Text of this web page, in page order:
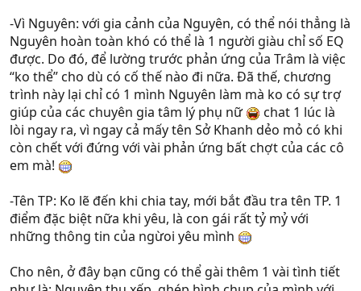
-Vì Nguyên: với gia cảnh của Nguyên, có thể nói thẳng là
Nguyên hoàn toàn khó có thể là 1 người giàu chỉ số EQ
được. Do đó, để lường trước phản ứng của Trâm là việc
“ko thể” cho dù có cố thế nào đi nữa. Đã thế, chương
trình này lại chỉ có 1 mình Nguyên làm mà ko có sự trợ
giúp của các chuyên gia tâm lý phụ nữ
chat 1 lúc là
lòi ngay ra, vì ngay cả mấy tên Sở Khanh dẻo mỏ có khi
còn chết với đứng với vài phản ứng bất chợt của các cô
em mà!
-Tên TP: Ko lẽ đến khi chia tay, mới bắt đầu tra tên TP. 1
điểm đặc biệt nữa khi yêu, là con gái rất tỷ mỷ với
những thông tin của ngừoi yêu mình
Cho nên, ở đây bạn cũng có thể gài thêm 1 vài tình tiết